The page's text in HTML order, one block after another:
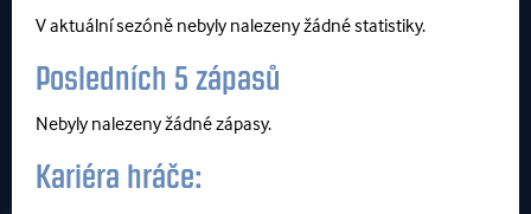
V aktuální sezóně nebyly nalezeny žádné statistiky.
Posledních 5 zápasů
Nebyly nalezeny žádné zápasy.
Kariéra hráče: